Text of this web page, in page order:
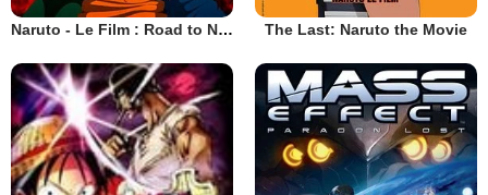
Naruto - Le Film : Road to Ninja The Last: Naruto the Movie